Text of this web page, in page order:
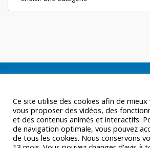
Ce site utilise des cookies afin de
vous proposer des vidéos, des
et des contenus animés et interactifs.
de navigation optimale, vous pouvez
de tous les cookies. Nous conservons